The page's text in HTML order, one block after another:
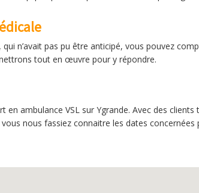
n’avait pas pu être anticipé, vous pouvez
tout en œuvre pour y répondre.
ambulance VSL sur Ygrande. Avec des
nous fassiez connaitre les dates concernées